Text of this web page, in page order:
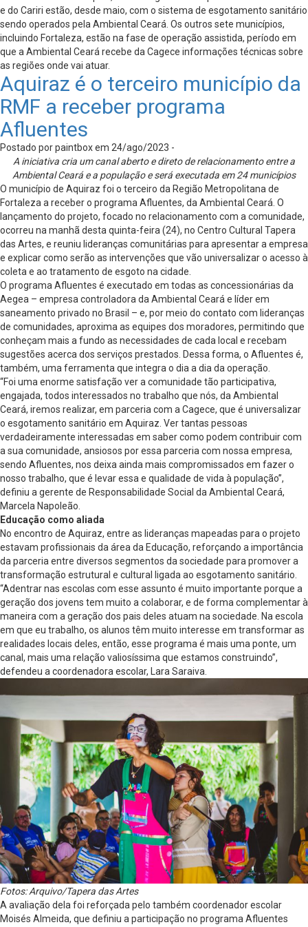
e do Cariri estão, desde maio, com o sistema de esgotamento sanitário
sendo operados pela Ambiental Ceará. Os outros sete municípios,
incluindo Fortaleza, estão na fase de operação assistida, período em
que a Ambiental Ceará recebe da Cagece informações técnicas sobre
as regiões onde vai atuar.
Aquiraz é o terceiro município da
RMF a receber programa
Afluentes
Postado por paintbox em 24/ago/2023 -
A iniciativa cria um canal aberto e direto de relacionamento entre a
Ambiental Ceará e a população e será executada em 24 municípios
O município de Aquiraz foi o terceiro da Região Metropolitana de
Fortaleza a receber o programa Afluentes, da Ambiental Ceará. O
lançamento do projeto, focado no relacionamento com a comunidade,
ocorreu na manhã desta quinta-feira (24), no Centro Cultural Tapera
das Artes, e reuniu lideranças comunitárias para apresentar a empresa
e explicar como serão as intervenções que vão universalizar o acesso à
coleta e ao tratamento de esgoto na cidade.
O programa Afluentes é executado em todas as concessionárias da
Aegea – empresa controladora da Ambiental Ceará e líder em
saneamento privado no Brasil – e, por meio do contato com lideranças
de comunidades, aproxima as equipes dos moradores, permitindo que
conheçam mais a fundo as necessidades de cada local e recebam
sugestões acerca dos serviços prestados. Dessa forma, o Afluentes é,
também, uma ferramenta que integra o dia a dia da operação.
“Foi uma enorme satisfação ver a comunidade tão participativa,
engajada, todos interessados no trabalho que nós, da Ambiental
Ceará, iremos realizar, em parceria com a Cagece, que é universalizar
o esgotamento sanitário em Aquiraz. Ver tantas pessoas
verdadeiramente interessadas em saber como podem contribuir com
a sua comunidade, ansiosos por essa parceria com nossa empresa,
sendo Afluentes, nos deixa ainda mais compromissados em fazer o
nosso trabalho, que é levar essa e qualidade de vida à população”,
definiu a gerente de Responsabilidade Social da Ambiental Ceará,
Marcela Napoleão.
Educação como aliada
No encontro de Aquiraz, entre as lideranças mapeadas para o projeto
estavam profissionais da área da Educação, reforçando a importância
da parceria entre diversos segmentos da sociedade para promover a
transformação estrutural e cultural ligada ao esgotamento sanitário.
“Adentrar nas escolas com esse assunto é muito importante porque a
geração dos jovens tem muito a colaborar, e de forma complementar à
maneira com a geração dos pais deles atuam na sociedade. Na escola
em que eu trabalho, os alunos têm muito interesse em transformar as
realidades locais deles, então, esse programa é mais uma ponte, um
canal, mais uma relação valiosíssima que estamos construindo”,
defendeu a coordenadora escolar, Lara Saraiva.
Fotos: Arquivo/Tapera das Artes
A avaliação dela foi reforçada pelo também coordenador escolar
Moisés Almeida, que definiu a participação no programa Afluentes